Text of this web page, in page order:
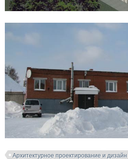
Архитектурное проектирование и дизайн